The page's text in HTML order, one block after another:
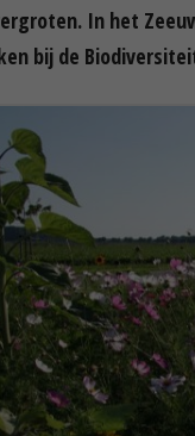
In het
bij de